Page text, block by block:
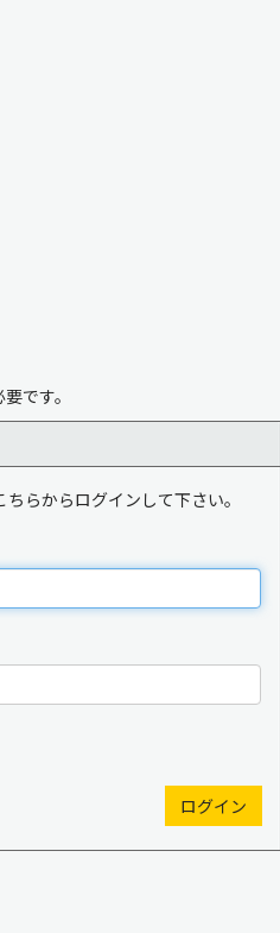
です。
らからログインして下さい。